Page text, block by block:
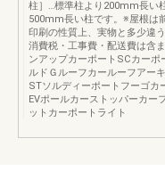
柱］…標準柱より200mm長い
500mm長い柱です。※屋根は
印刷の性質上、実物と多少違
消費税・工事費・配送費は含
ンアップカーポートSCカー
ルドＧルーフカールーフアー
STソルディーポートフーゴカ
EVポールカーストッパーカー
ットカーポートライト